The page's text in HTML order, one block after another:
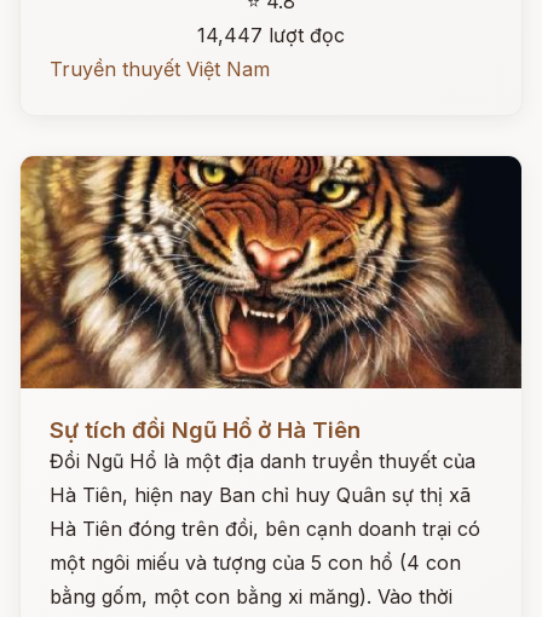
14,447 lượt đọc
Truyền thuyết Việt Nam
Sự tích đồi Ngũ Hổ ở Hà Tiên
Đồi Ngũ Hổ là một địa danh truyền thuyết của
Hà Tiên, hiện nay Ban chỉ huy Quân sự thị xã
Hà Tiên đóng trên đồi, bên cạnh doanh trại có
một ngôi miếu và tượng của 5 con hổ (4 con
bằng gốm, một con bằng xi măng). Vào thời